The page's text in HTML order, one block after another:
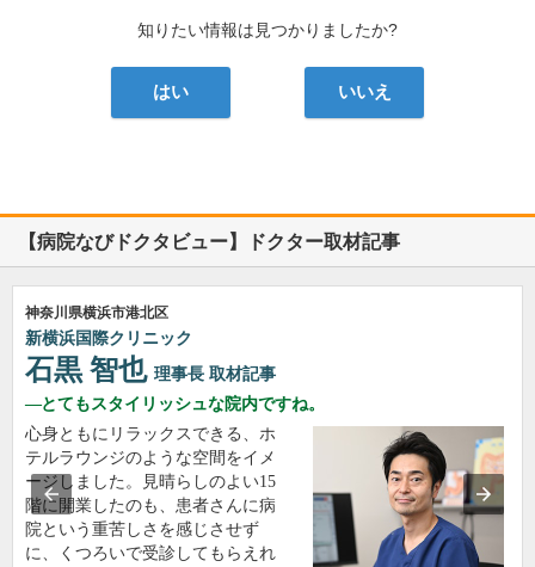
知りたい情報は見つかりましたか?
はい いいえ
【病院なびドクタビュー】ドクター取材記事
神奈川県横浜市港北区
新横浜国際クリニック
石黒 智也 理事長 取材記事
とてもスタイリッシュな院内ですね。
心身ともにリラックスできる、ホ
テルラウンジのような空間をイメ
ージしました。見晴らしのよい15
階に開業したのも、患者さんに病
院という重苦しさを感じさせず
に、くつろいで受診してもらえれ